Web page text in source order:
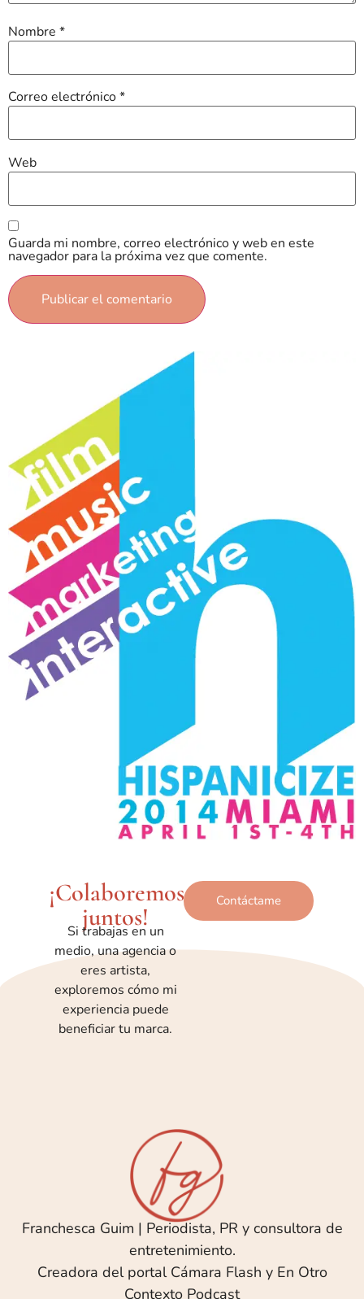
Nombre *
Correo electrónico*
Web
Guarda mi nombre, correo electrónico y web en este
navegador para la próxima vez que comente.
¡Colaboremos
juntos!
Si trabajas en un
medio, una agencia o
eres artista,
exploremos cómo mi
experiencia puede
beneficiar tu marca.
Contáctame
Franchesca Guim | Periodista, PR y consultora de
entretenimiento.
Creadora del portal Cámara Flash y En Otro
Contexto Podcast